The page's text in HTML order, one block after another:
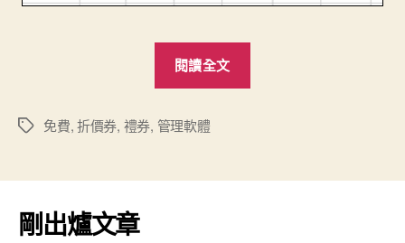
閱讀全文
禮
標
免費,折價券, 禮券, 管理軟體
剛出爐文章